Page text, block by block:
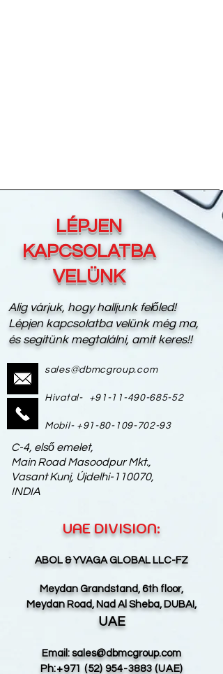
LÉPJEN
KAPCSOLATBA
VELÜNK
Alig várjuk, hogy halljunk felőled!
Lépjen kapcsolatba velünk még ma,
és segítünk megtalálni, amit keres!!
sales@dbmcgroup.com
Hivatal- +91-11-490-685-52
Mobil- +91-80-109-702-93
C-4, első emelet,
Main Road Masoodpur Mkt.,
Vasant Kunj, Újdelhi-110070,
INDIA
UAE DIVISION:
ABOL & YVAGA GLOBAL LLC-FZ
Meydan Grandstand, 6th floor,
Meydan Road, Nad Al Sheba, DUBAI,
UAE
Email: sales@dbmcgroup.com
Ph:+971 (52) 954-3883 (UAE)